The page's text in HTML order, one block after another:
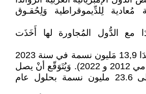
مُعادية لِلدِّيموقراطية وَلِحُقـوق
مع الدُّول المُجاورة لها أَخَذَت
وَيَبلغ عدد سكان رْوَانْدَا 13,9 مَليون نسمة في سنة 2023
( +2.3٪ سنويًا بين عامي 2012 و 2022). وَيُتَوَقّع أنْ يصل
عدد سكان رواندا إلى 23.6 مليون نسمة بحلول عام